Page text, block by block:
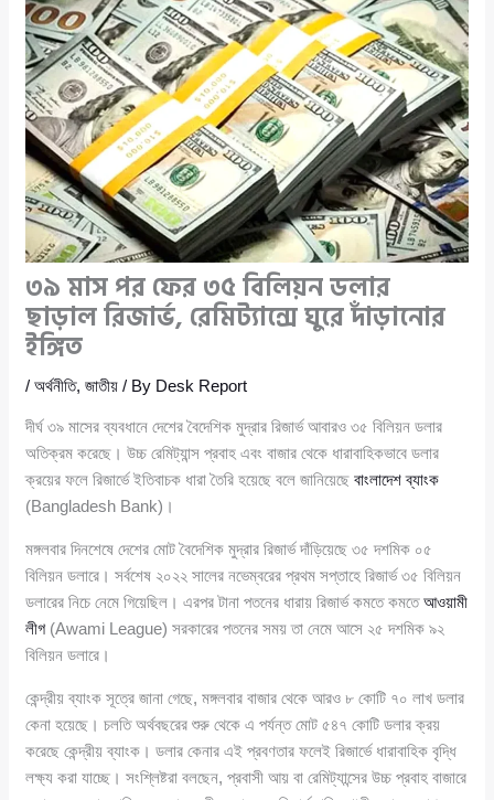
৩৯ মাস পর ফের ৩৫ বিলিয়ন ডলার
ছাড়াল রিজার্ভ, রেমিট্যান্সে ঘুরে দাঁড়ানোর
ইঙ্গিত
/অর্থনীতি,জাতীয় / By Desk Report
দীর্ঘ ৩৯ মাসের ব্যবধানে দেশের বৈদেশিক মুদ্রার রিজার্ভ আবারও ৩৫ বিলিয়ন ডলার
অতিক্রম করেছে। উচ্চ রেমিট্যান্স প্রবাহ এবং বাজার থেকে ধারাবাহিকভাবে ডলার
ক্রয়ের ফলে রিজার্ভে ইতিবাচক ধারা তৈরি হয়েছে বলে জানিয়েছেবাংলাদেশ ব্যাংক
(Bangladesh Bank)।
মঙ্গলবার দিনশেষে দেশের মোট বৈদেশিক মুদ্রার রিজার্ভ দাঁড়িয়েছে ৩৫ দশমিক ০৫
বিলিয়ন ডলারে। সর্বশেষ ২০২২ সালের নভেম্বরের প্রথম সপ্তাহে রিজার্ভ ৩৫ বিলিয়ন
ডলারের নিচে নেমে গিয়েছিল। এরপর টানা পতনের ধারায় রিজার্ভ কমতে কমতেআওয়ামী
লীগ (Awami League) সরকারের পতনের সময় তা নেমে আসে ২৫ দশমিক ৯২
বিলিয়ন ডলারে।
কেন্দ্রীয় ব্যাংক সূত্রে জানা গেছে, মঙ্গলবার বাজার থেকে আরও ৮ কোটি ৭০ লাখ ডলার
কেনা হয়েছে। চলতি অর্থবছরের শুরু থেকে এ পর্যন্ত মোট ৫৪৭ কোটি ডলার ক্রয়
করেছে কেন্দ্রীয় ব্যাংক। ডলার কেনার এই প্রবণতার ফলেই রিজার্ভে ধারাবাহিক বৃদ্ধি
লক্ষ্য করা যাচ্ছে। সংশ্লিষ্টরা বলছেন, প্রবাসী আয় বা রেমিট্যান্সের উচ্চ প্রবাহ বাজারে